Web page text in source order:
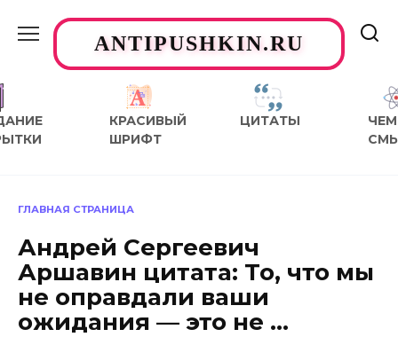
содержаниюANTIPUSHKIN.RU
КРАСИВЫЙ
ШРИФТ
ЦИТАТЫ
ЧЕМ
ГЛАВНАЯ СТРАНИЦА
Андрей Сергеевич
Аршавин цитата: То, что мы
не оправдали ваши
ожидания — это не …